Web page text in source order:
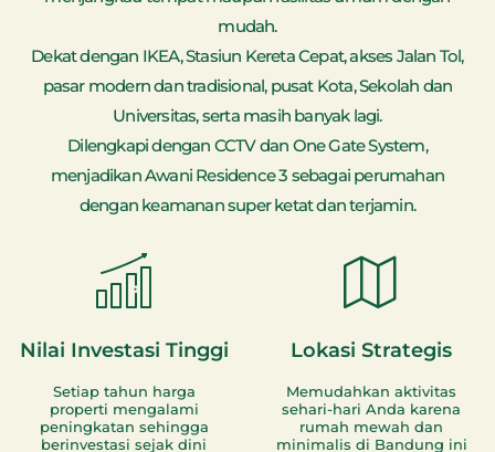
mudah.
Dekat dengan IKEA, Stasiun Kereta Cepat, akses Jalan Tol,
pasar modern dan tradisional, pusat Kota, Sekolah dan
Universitas, serta masih banyak lagi.
Dilengkapi dengan CCTV dan One Gate System,
menjadikan Awani Residence 3 sebagai perumahan
dengan keamanan super ketat dan terjamin.
Nilai Investasi Tinggi
Setiap tahun harga
properti mengalami
peningkatan sehingga
berinvestasi sejak dini
Lokasi Strategis
Memudahkan aktivitas
sehari-hari Anda karena
rumah mewah dan
minimalis di Bandung ini